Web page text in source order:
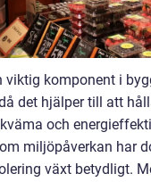
viktig komponent i
det hjälper till att
och
miljöpåverkan har
växt betydligt.